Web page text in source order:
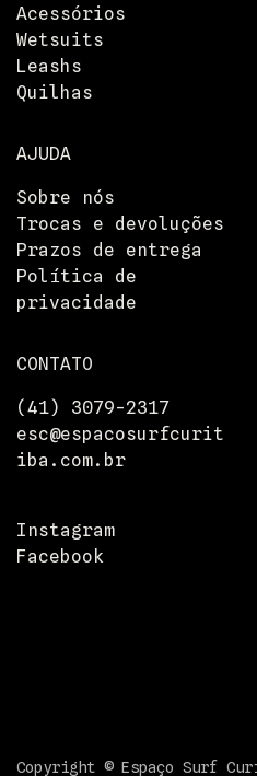
Acessórios
Wetsuits
Leashs
Quilhas
AJUDA
Sobre nós
Trocas e devoluções
Prazos de entrega
Política de
privacidade
CONTATO
(41) 3079-2317
esc@espacosurfcurit
iba.com.br
Instagram
Facebook
Copyright © Espaço Surf